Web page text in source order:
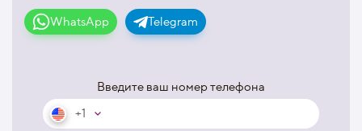
WhatsApp Telegram
Введите ваш номер телефона
+1